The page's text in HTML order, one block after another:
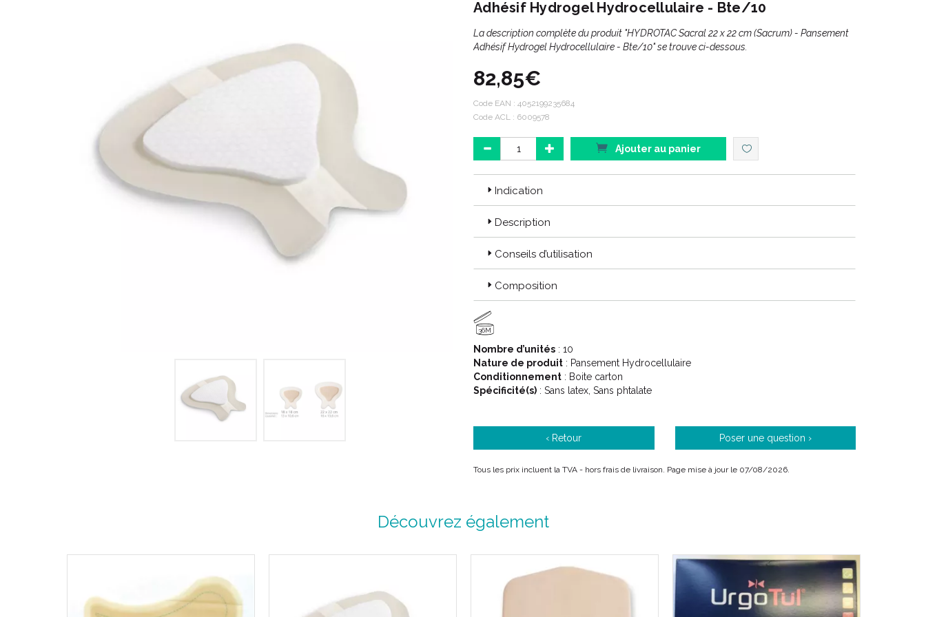
Adhésif Hydrogel Hydrocellulaire - Bte/10
La description complète du produit "HYDROTAC Sacral 22 x 22 cm (Sacrum) - Pansement
Adhésif Hydrogel Hydrocellulaire - Bte/10" se trouve ci-dessous.
82,85€
Code EAN : 4052199235684
Code ACL : 6009578
Ajouter au panier
Indication
Description
Conseils d’utilisation
Composition
36M
Nombre d’unités : 10
Nature de produit : Pansement Hydrocellulaire
Conditionnement : Boite carton
Spécificité(s) : Sans latex, Sans phtalate
‹ Retour Poser une question ›
Tous les prix incluent la TVA - hors frais de livraison. Page mise à jour le 07/08/2026.
Découvrez également